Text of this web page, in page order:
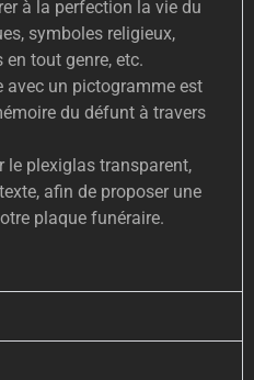
à la perfection la vie du
symboles religieux,
tout genre, etc.
avec un pictogramme est
du défunt à travers
le plexiglas transparent,
afin de proposer une
plaque funéraire.